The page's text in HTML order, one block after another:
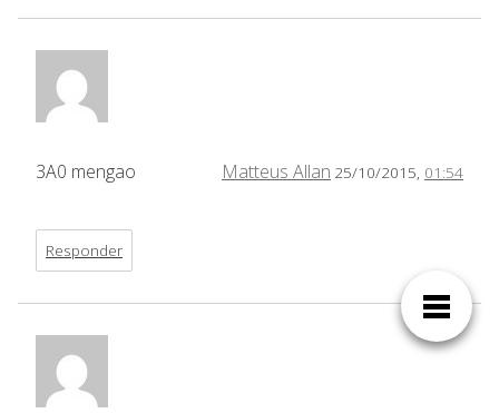
Matteus Allan 25/10/2015, 01:54
3A0 mengao
Responder